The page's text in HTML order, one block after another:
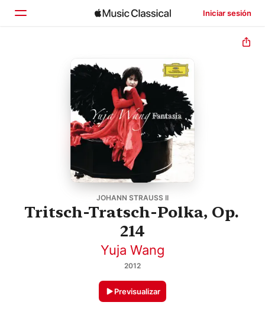
Iniciar sesión
JOHANN STRAUSS II
Tritsch-Tratsch-Polka, Op.
214
Yuja Wang
2012
Previsualizar